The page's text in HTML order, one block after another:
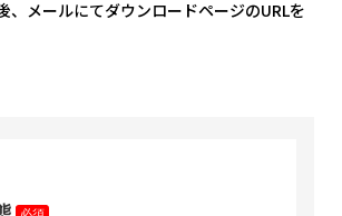
、メールにてダウンロードページのURLを